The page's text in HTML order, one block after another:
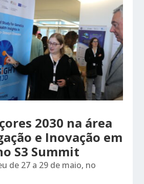
2030 na área
e Inovação em
S3 Summit
de 27 a 29 de maio, no